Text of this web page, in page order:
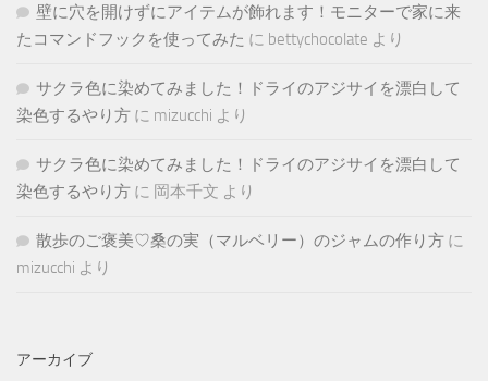
壁に穴を開けずにアイテムが飾れます！モニターで家に来
たコマンドフックを使ってみた に bettychocolate より
サクラ色に染めてみました！ドライのアジサイを漂白して
染色するやり方 に mizucchi より
サクラ色に染めてみました！ドライのアジサイを漂白して
染色するやり方 に 岡本千文 より
散歩のご褒美♡桑の実（マルベリー）のジャムの作り方 に
mizucchi より
アーカイブ